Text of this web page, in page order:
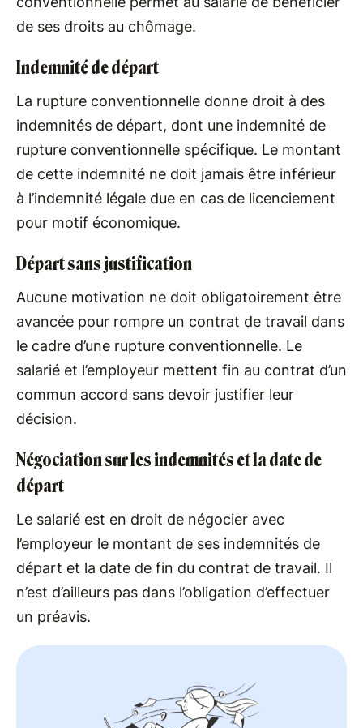
de ses droits au chômage.
Indemnité de départ
La rupture conventionnelle donne droit à des
indemnités de départ, dont une indemnité de
rupture conventionnelle spécifique. Le montant
de cette indemnité ne doit jamais être inférieur
à l’indemnité légale due en cas de licenciement
pour motif économique.
Départ sans justification
Aucune motivation ne doit obligatoirement être
avancée pour rompre un contrat de travail dans
le cadre d’une rupture conventionnelle. Le
salarié et l’employeur mettent fin au contrat d’un
commun accord sans devoir justifier leur
décision.
Négociation sur les indemnités et la date de
départ
Le salarié est en droit de négocier avec
l’employeur le montant de ses indemnités de
départ et la date de fin du contrat de travail. Il
n’est d’ailleurs pas dans l’obligation d’effectuer
un préavis.